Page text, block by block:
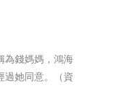
為錢媽媽，鴻海
過她同意。（資